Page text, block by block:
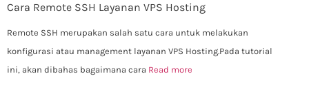
Cara Remote SSH Layanan VPS Hosting
Remote SSH merupakan salah satu cara untuk melakukan
konfigurasi atau management layanan VPS Hosting.Pada tutorial
ini, akan dibahas bagaimana cara Read more